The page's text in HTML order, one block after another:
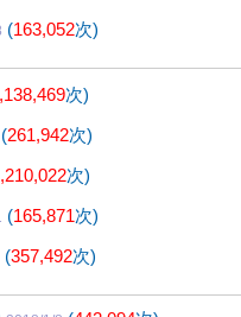
(163,052次)
次)
(261,942次)
次)
(165,871次)
(357,492次)